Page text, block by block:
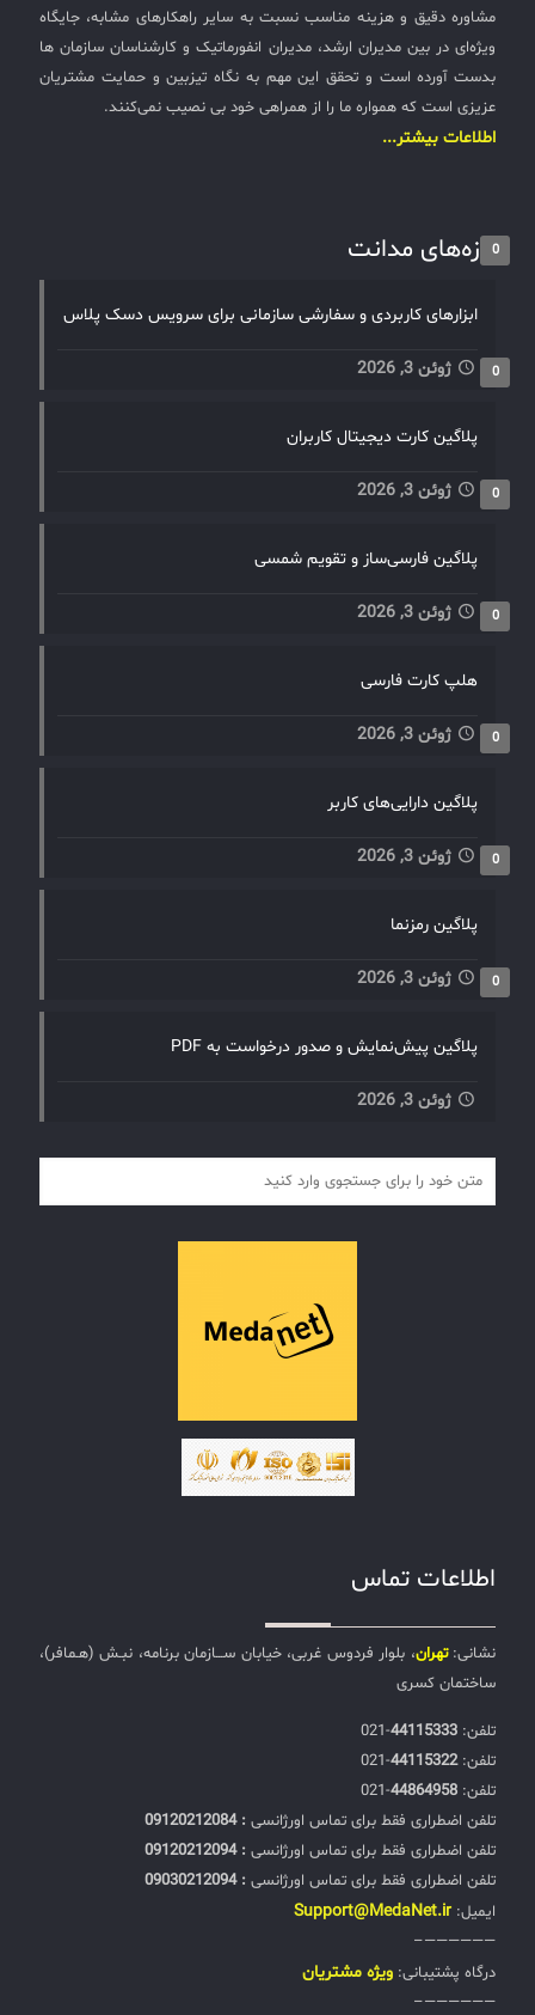
مشاوره دقیق و هزینه مناسب نسبت به سایر راهکارهای مشابه، جایگاه
ویژه‌ای در بین مدیران ارشد، مدیران انفورماتیک و کارشناسان سازمان ها
بدست آورده است و تحقق این مهم به نگاه تیزبین و حمایت مشتریان
عزیزی است که همواره ما را از همراهی خود بی نصیب نمی‌کنند.
اطلاعات بیشتر...
تازه‌های مدانت0
ابزارهای کاربردی و سفارشی سازمانی برای سرویس دسک پلاس
ژوئن 3, 2026 0
پلاگین کارت دیجیتال کاربران
ژوئن 3, 2026 0
پلاگین فارسی‌ساز و تقویم شمسی
ژوئن 3, 2026 0
هلپ کارت فارسی
ژوئن 3, 2026 0
پلاگین دارایی‌های کاربر
ژوئن 3, 2026 0
پلاگین رمزنما
ژوئن 3, 2026 0
پلاگین پیش‌نمایش و صدور درخواست به PDF
ژوئن 3, 2026
اطلاعات تماس
نشانی:تهران، بلوار فردوس غربی، خیابان ســـازمان برنامه، نبـش (هـمافر)،
ساختمان کسری
تلفن:‌ 44115333
-021
تلفن:‌44115322
-021
تلفن:‌ 44864958
-021
تلفن اضطراری فقط برای تماس اورژانسی : 09120212084
تلفن اضطراری فقط برای تماس اورژانسی : 09120212094
تلفن اضطراری فقط برای تماس اورژانسی : 09030212094
ایمیل: Support@MedaNet.ir
——————–
درگاه پشتیبانی: ويژه مشتریان
——————–